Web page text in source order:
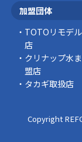
加盟団体
TOTOリモデ
店
クリナップ水
盟店
タカギ取扱店
Copyright